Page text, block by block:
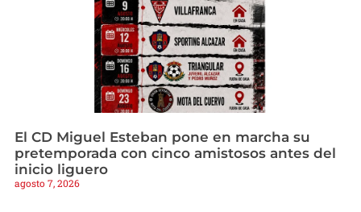
El CD Miguel Esteban pone en marcha su
pretemporada con cinco amistosos antes del
inicio liguero
agosto 7, 2026